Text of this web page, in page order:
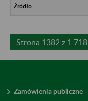
Strona 1382 z 1 718
Zamówienia publiczne